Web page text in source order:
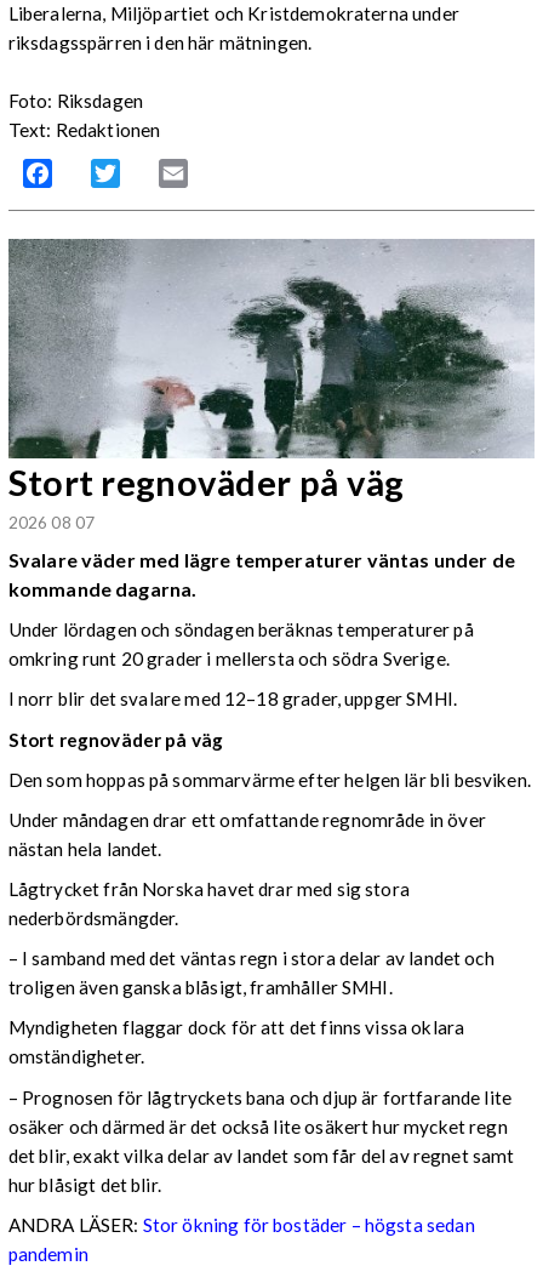
Liberalerna, Miljöpartiet och Kristdemokraterna under
riksdagsspärren i den här mätningen.
Foto: Riksdagen
Text: Redaktionen
Facebook Twitter
Stort regnoväder på väg
2026 08 07
Svalare väder med lägre temperaturer väntas under de
kommande dagarna.
Under lördagen och söndagen beräknas temperaturer på
omkring runt 20 grader i mellersta och södra Sverige.
I norr blir det svalare med 12–18 grader, uppger SMHI.
Stort regnoväder på väg
Den som hoppas på sommarvärme efter helgen lär bli besviken.
Under måndagen drar ett omfattande regnområde in över
nästan hela landet.
Lågtrycket från Norska havet drar med sig stora
nederbördsmängder.
– I samband med det väntas regn i stora delar av landet och
troligen även ganska blåsigt, framhåller SMHI.
Myndigheten flaggar dock för att det finns vissa oklara
omständigheter.
– Prognosen för lågtryckets bana och djup är fortfarande lite
osäker och därmed är det också lite osäkert hur mycket regn
det blir, exakt vilka delar av landet som får del av regnet samt
hur blåsigt det blir.
ANDRA LÄSER: Stor ökning för bostäder – högsta sedan
pandemin